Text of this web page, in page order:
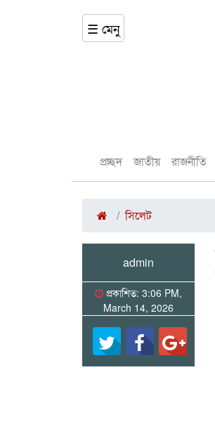
☰ মেনু
প্রচ্ছদ জাতীয় রাজনীতি
সিলেট
admin
প্রকাশিত: 3:06 PM,
March 14, 2026